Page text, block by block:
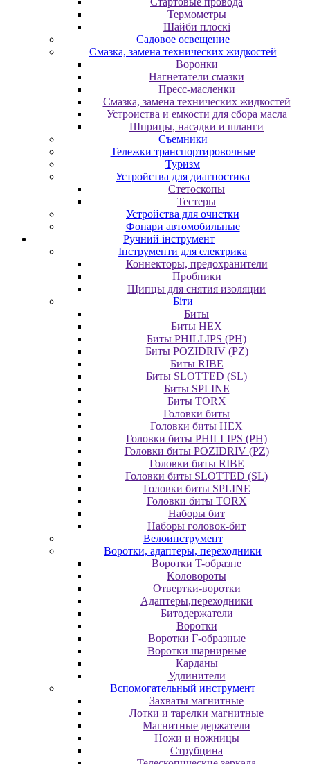
Термометры
Шайби плоскі
Садовое освещение
Смазка, замена технических жидкостей
Воронки
Нагнетатели смазки
Пресс-масленки
Смазка, замена технических жидкостей
Устроиства и емкости для сбора масла
Шприцы, насадки и шланги
Съемники
Тележки транспортировочные
Туризм
Устройства для диагностика
Стетоскопы
Тестеры
Устройства для очистки
Фонари автомобильные
Ручний інструмент
Інструменти для електрика
Коннекторы, предохранители
Пробники
Щипцы для снятия изоляции
Біти
Биты
Биты HEX
Биты PHILLIPS (PH)
Биты POZIDRIV (PZ)
Биты RIBE
Биты SLOTTED (SL)
Биты SPLINE
Биты TORX
Головки биты
Головки биты HEX
Головки биты PHILLIPS (PH)
Головки биты POZIDRIV (PZ)
Головки биты RIBE
Головки биты SLOTTED (SL)
Головки биты SPLINE
Головки биты TORX
Наборы бит
Наборы головок-бит
Велоинструмент
Воротки, адаптеры, переходники
Bopoтки T-oбpaзне
Koлoвopoты
Oтвepтки-вopoтки
Адаптеры,переходники
Битодержатели
Воротки
Воротки Г-образные
Воротки шарнирные
Карданы
Удлинители
Вспомогательный инструмент
Захваты магнитные
Лотки и тарелки магнитные
Магнитные держатели
Ножи и ножницы
Струбцина